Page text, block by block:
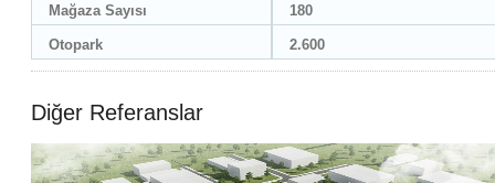
Mağaza Sayısı 180
Otopark 2.600
Diğer Referanslar